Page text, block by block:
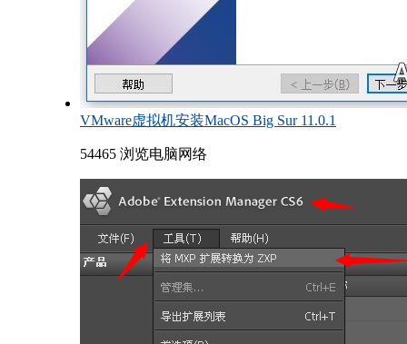
VMware虚拟机安装MacOS Big Sur 11.0.1
54465 浏览电脑网络